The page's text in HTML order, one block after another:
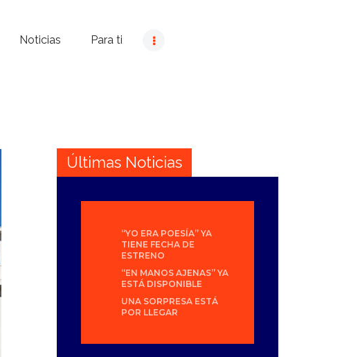
Noticias Para ti
Últimas Noticias
“YO ERA POESÍA” YA
TIENE FECHA DE
ESTRENO
“EN MANOS AJENAS” YA
ESTÁ DISPONIBLE
UNA SORPRESA ESTÁ
POR LLEGAR